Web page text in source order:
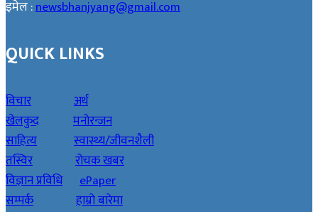
इमेल :newsbhanjyang@gmail.com
QUICK LINKS
विचार
अर्थ
खेलकुद
मनोरन्जन
साहित्य
स्वास्थ्य/जीवनशैली
तस्विर
रोचक खबर
विज्ञान प्रविधि
ePaper
सम्पर्क
हाम्रो बारेमा